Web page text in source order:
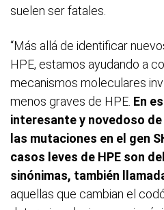
suelen ser fatales.
“Más allá de identificar
HPE, estamos ayudando a
mecanismos moleculares
menos graves de HPE. En
interesante y novedoso
las mutaciones en el gen
casos leves de HPE son
sinónimas, también
aquellas que cambian el